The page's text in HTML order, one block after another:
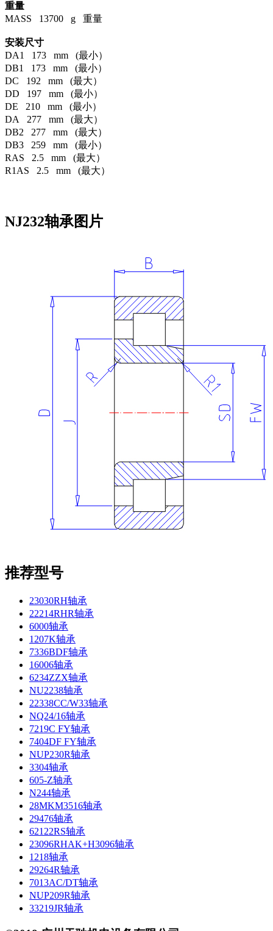
重量
MASS 13700 g 重量
安装尺寸
DA1 173 mm (最小）
DB1 173 mm (最小）
DC 192 mm (最大）
DD 197 mm (最小）
DE 210 mm (最小）
DA 277 mm (最大）
DB2 277 mm (最大）
DB3 259 mm (最小）
RAS 2.5 mm (最大）
R1AS 2.5 mm (最大）
NJ232轴承图片
推荐型号
23030RH轴承
22214RHR轴承
6000轴承
1207K轴承
7336BDF轴承
16006轴承
6234ZZX轴承
NU2238轴承
22338CC/W33轴承
NQ24/16轴承
7219C FY轴承
7404DF FY轴承
NUP230R轴承
3304轴承
605-Z轴承
N244轴承
28MKM3516轴承
29476轴承
62122RS轴承
23096RHAK+H3096轴承
1218轴承
29264R轴承
7013AC/DT轴承
NUP209R轴承
33219JR轴承